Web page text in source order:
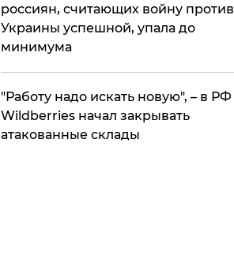
россиян, считающих войну против
Украины успешной, упала до
минимума
"Работу надо искать новую", – в РФ
Wildberries начал закрывать
атакованные склады